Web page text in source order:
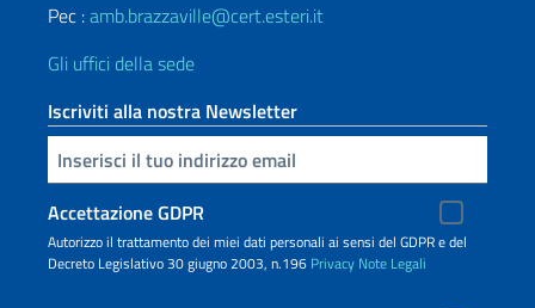
Pec :amb.brazzaville@cert.esteri.it
Gli uffici della sede
Iscriviti alla nostra Newsletter
Inserisci la tua email
Accettazione GDPR
Autorizzo il trattamento dei miei dati personali ai sensi del GDPR e del
Decreto Legislativo 30 giugno 2003, n.196 Privacy Note Legali